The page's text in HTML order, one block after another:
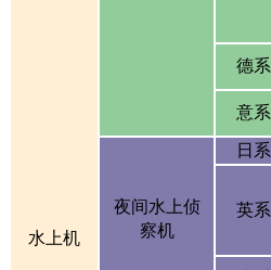
水上机
德系
意系
夜间水上侦
察机
日系
英系